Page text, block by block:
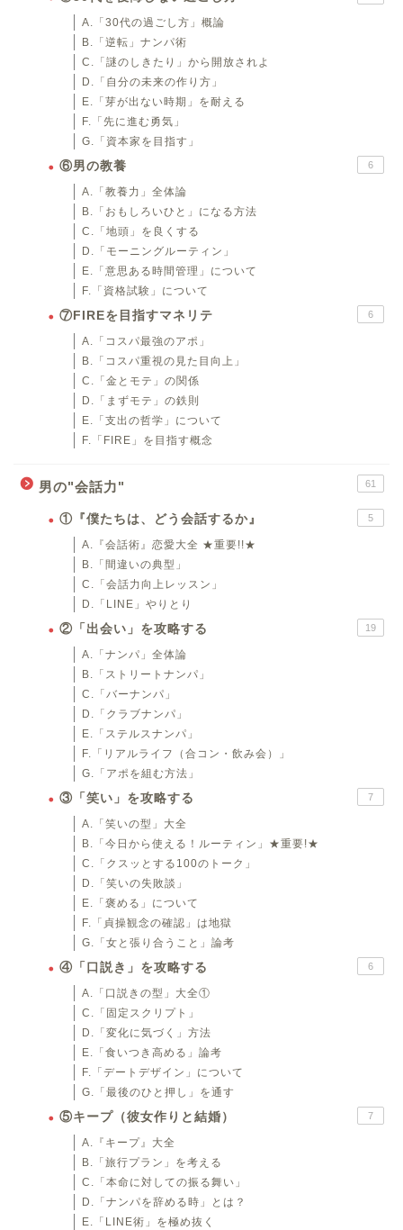
A.「30代の過ごし方」概論
B.「逆転」ナンパ術
C.「謎のしきたり」から開放されよ
D.「自分の未来の作り方」
E.「芽が出ない時期」を耐える
F.「先に進む勇気」
G.「資本家を目指す」
⑥男の教養 6
A.「教養力」全体論
B.「おもしろいひと」になる方法
C.「地頭」を良くする
D.「モーニングルーティン」
E.「意思ある時間管理」について
F.「資格試験」について
⑦FIREを目指すマネリテ 6
A.「コスパ最強のアポ」
B.「コスパ重視の見た目向上」
C.「金とモテ」の関係
D.「まずモテ」の鉄則
E.「支出の哲学」について
F.「FIRE」を目指す概念
男の"会話力" 61
①『僕たちは、どう会話するか』 5
A.『会話術』恋愛大全 ★重要!!★
B.「間違いの典型」
C.「会話力向上レッスン」
D.「LINE」やりとり
②「出会い」を攻略する 19
A.「ナンパ」全体論
B.「ストリートナンパ」
C.「バーナンパ」
D.「クラブナンパ」
E.「ステルスナンパ」
F.「リアルライフ（合コン・飲み会）」
G.「アポを組む方法」
③「笑い」を攻略する 7
A.「笑いの型」大全
B.「今日から使える！ルーティン」★重要!★
C.「クスッとする100のトーク」
D.「笑いの失敗談」
E.「褒める」について
F.「貞操観念の確認」は地獄
G.「女と張り合うこと」論考
④「口説き」を攻略する 6
A.「口説きの型」大全①
C.「固定スクリプト」
D.「変化に気づく」方法
E.「食いつき高める」論考
F.「デートデザイン」について
G.「最後のひと押し」を通す
⑤キープ（彼女作りと結婚） 7
A.『キープ』大全
B.「旅行プラン」を考える
C.「本命に対しての振る舞い」
D.「ナンパを辞める時」とは？
E.「LINE術」を極め抜く